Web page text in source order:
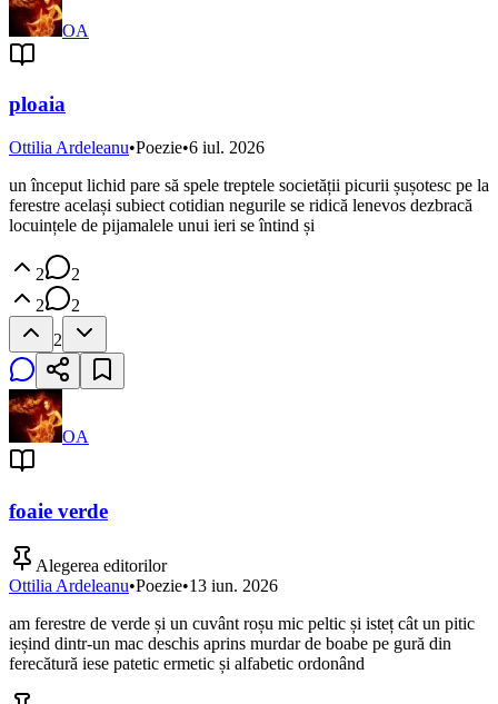
OA
ploaia
Ottilia Ardeleanu•Poezie•6 iul. 2026
un început lichid pare să spele treptele societății picurii șușotesc pe la
ferestre același subiect cotidian negurile se ridică lenevos dezbracă
locuințele de pijamalele unui ieri se întind și
2
2
2
2
2
OA
foaie verde
Alegerea editorilor
Ottilia Ardeleanu•Poezie•13 iun. 2026
am ferestre de verde și un cuvânt roșu mic peltic și isteț cât un pitic
ieșind dintr-un mac deschis aprins murdar de boabe pe gură din
ferecătură iese patetic ermetic și alfabetic ordonând